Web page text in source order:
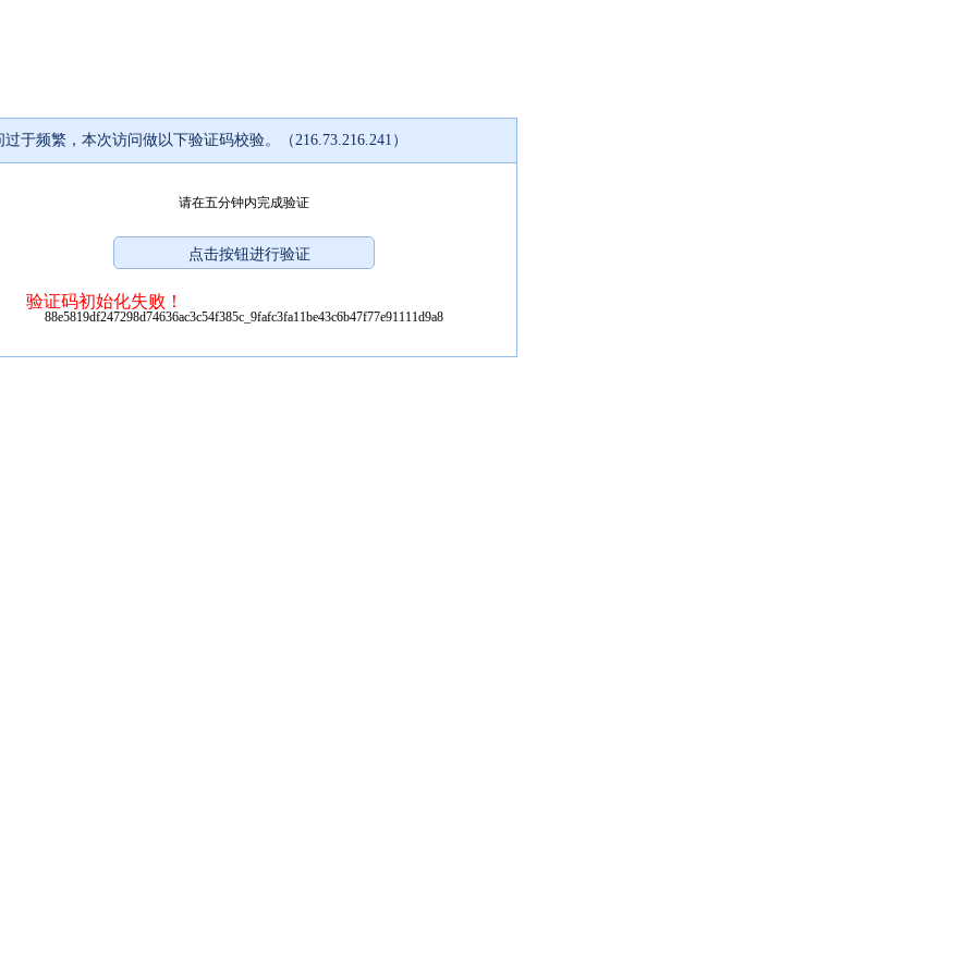
过于频繁，本次访问做以下验证码校验。（216.73.216.241）
请在五分钟内完成验证
验证码初始化失败！
88e5819df247298d74636ac3c54f385c_9fafc3fa11be43c6b47f77e91111d9a8